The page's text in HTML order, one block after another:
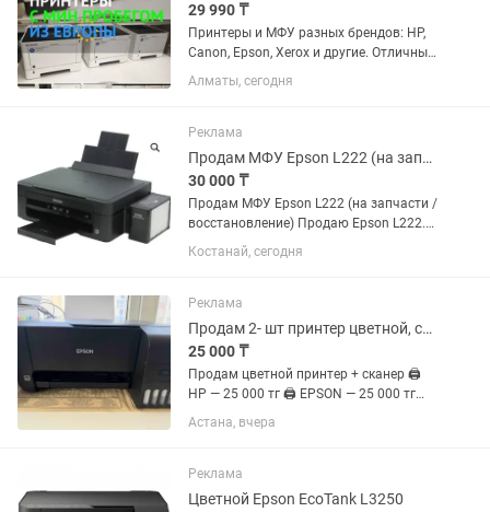
29 990 ₸
Принтеры и МФУ разных брендов: HP,
Canon, Epson, Xerox и другие. Отличный
вариант для дома, офиса, учебы,
бизнеса и копицентров. В наличии как
/ сканер /...
Алматы, сегодня
Реклама
Продам МФУ Epson L222 (на запчасти / восстановление)
30 000 ₸
Продам МФУ Epson L222 (на запчасти /
восстановление) Продаю Epson L222.
Пользовались мало, долго стоял без
работы. Внешне в отличном состоянии,
диагностике: Установлено,...
Костанай, сегодня
Реклама
Продам 2- шт принтер цветной, сканер почти новый
25 000 ₸
Продам цветной принтер + сканер 🖨
HP — 25 000 тг 🖨 EPSON — 25 000 тг
Если по отдельности — каждый по 25
000 тг. Если заберете оба — отдам за
почти как...
Астана, вчера
Реклама
Цветной Epson EcoTank L3250